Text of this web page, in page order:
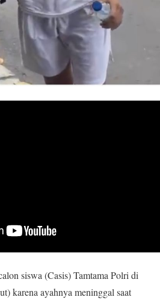
siswa (Casis) Tamtama Polri di
karena ayahnya meninggal saat